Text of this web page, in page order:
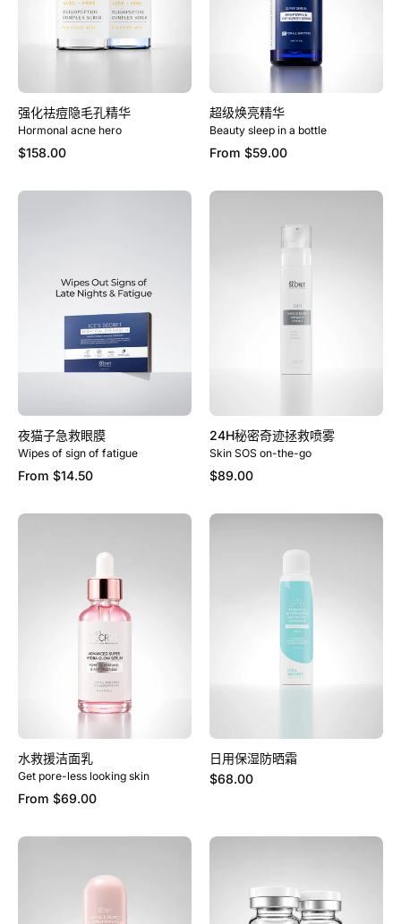
孔
精
华
强化祛痘隐毛孔精华
Hormonal acne hero
$158.00
超级焕亮精华
Beauty sleep in a bottle
From $59.00
救
眼
膜
夜猫子急救眼膜
Wipes of sign of fatigue
From $14.50
密
奇
迹
拯
雾
24H秘密奇迹拯救喷雾
Skin SOS on-the-go
$89.00
面
乳
水救援洁面乳
Get pore-less looking skin
From $69.00
用
防
晒
霜
日用保湿防晒霜
$68.00
UV
Shield
淡
疤